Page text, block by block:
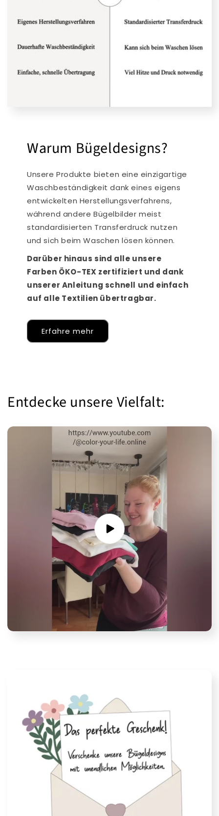
Warum Bügeldesigns?
Unsere Produkte bieten eine einzigartige
Waschbeständigkeit dank eines eigens
entwickelten Herstellungsverfahrens,
während andere Bügelbilder meist
standardisierten Transferdruck nutzen
und sich beim Waschen lösen können.
Darüber hinaus sind alle unsere
Farben ÖKO-TEX zertifiziert und dank
unserer Anleitung schnell und einfach
auf alle Textilien übertragbar.
Erfahre mehr
Entdecke unsere Vielfalt: